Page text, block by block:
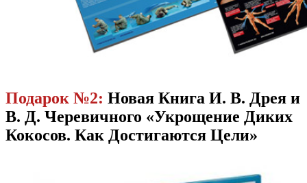
Подарок №2: Новая Книга И. В. Дрея и
В. Д. Черевичного «Укрощение Диких
Кокосов. Как Достигаются Цели»